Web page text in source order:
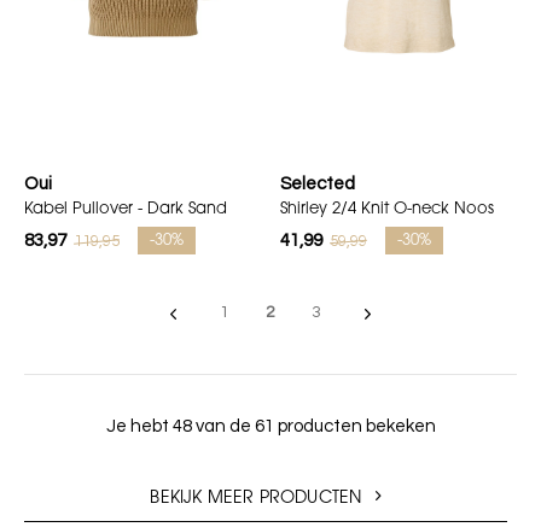
Oui
Kabel Pullover - Dark Sand
83,97 119,95 -30%
Selected
Shirley 2/4 Knit O-neck Noos
41,99 59,99 -30%
1 2 3
Je hebt 48 van de 61 producten bekeken
BEKIJK MEER PRODUCTEN